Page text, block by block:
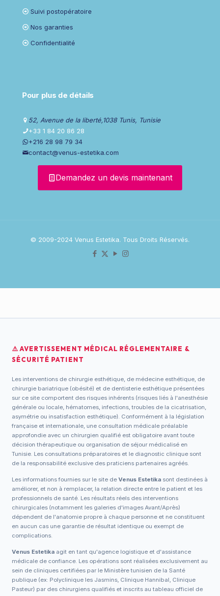
Suivi postopératoire
Nos garanties
Confidentialité
Pour plus de détails
52, Avenue de la liberté,1038 Tunis, Tunisie
+33 1 84 20 86 28
+216 28 98 79 34
contact@venus-estetika.com
Demandez un devis maintenant
© 2009-2024 Venus Estetika. Tous Droits Réservés.
⚠️ AVERTISSEMENT MÉDICAL RÉGLEMENTAIRE &
SÉCURITÉ PATIENT
Les interventions de chirurgie esthétique, de médecine esthétique, de
chirurgie bariatrique (obésité) et de dentisterie esthétique présentées
sur ce site comportent des risques inhérents (risques liés à l'anesthésie
générale ou locale, hématomes, infections, troubles de la cicatrisation,
asymétrie ou insatisfaction esthétique). Conformément à la législation
française et internationale, une consultation médicale préalable
approfondie avec un chirurgien qualifié est obligatoire avant toute
décision thérapeutique ou organisation de séjour médicalisé en
Tunisie. Les consultations préparatoires et le diagnostic clinique sont
de la responsabilité exclusive des praticiens partenaires agréés.
Les informations fournies sur le site de Venus Estetika sont destinées à
améliorer, et non à remplacer, la relation directe entre le patient et les
professionnels de santé. Les résultats réels des interventions
chirurgicales (notamment les galeries d'images Avant/Après)
dépendent de l'anatomie propre à chaque personne et ne constituent
en aucun cas une garantie de résultat identique ou exempt de
complications.
Venus Estetika agit en tant qu'agence logistique et d'assistance
médicale de confiance. Les opérations sont réalisées exclusivement au
sein de cliniques certifiées par le Ministère tunisien de la Santé
publique (ex: Polyclinique les Jasmins, Clinique Hannibal, Clinique
Pasteur) par des chirurgiens qualifiés et inscrits au tableau officiel de